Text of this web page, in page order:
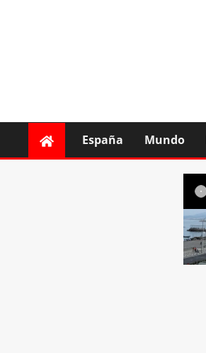
España Mundo